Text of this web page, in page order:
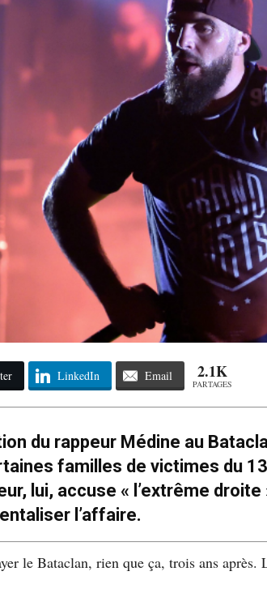
LinkedIn Email 2.1K
PARTAGES
du rappeur Médine au
familles de victimes du 13
lui, accuse « l’extrême droite
l’affaire.
le Bataclan, rien que ça, trois ans après.